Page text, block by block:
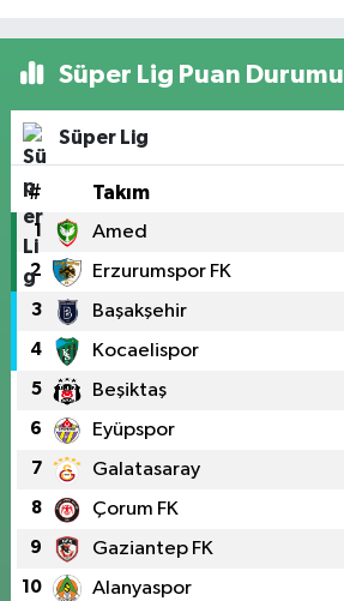
Süper Lig Puan Durumu
Süper Lig
# Takım
1 Amed
2 Erzurumspor FK
3 Başakşehir
4 Kocaelispor
5 Beşiktaş
6 Eyüpspor
7 Galatasaray
8 Çorum FK
9 Gaziantep FK
10 Alanyaspor